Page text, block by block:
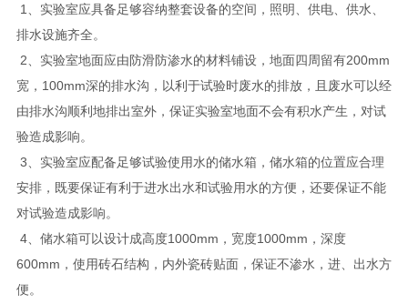
1、实验室应具备足够容纳整套设备的空间，照明、供电、供水、
排水设施齐全。
2、实验室地面应由防滑防渗水的材料铺设，地面四周留有200mm
宽，100mm深的排水沟，以利于试验时废水的排放，且废水可以经
由排水沟顺利地排出室外，保证实验室地面不会有积水产生，对试
验造成影响。
3、实验室应配备足够试验使用水的储水箱，储水箱的位置应合理
安排，既要保证有利于进水出水和试验用水的方便，还要保证不能
对试验造成影响。
4、储水箱可以设计成高度1000mm，宽度1000mm，深度
600mm，使用砖石结构，内外瓷砖贴面，保证不渗水，进、出水方
便。